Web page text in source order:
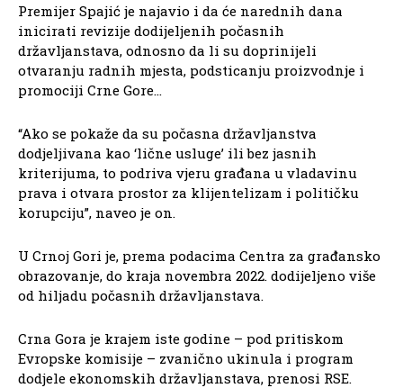
Premijer Spajić je najavio i da će narednih dana
inicirati revizije dodijeljenih počasnih
državljanstava, odnosno da li su doprinijeli
otvaranju radnih mjesta, podsticanju proizvodnje i
promociji Crne Gore…
“Ako se pokaže da su počasna državljanstva
dodjeljivana kao ‘lične usluge’ ili bez jasnih
kriterijuma, to podriva vjeru građana u vladavinu
prava i otvara prostor za klijentelizam i političku
korupciju”, naveo je on.
U Crnoj Gori je, prema podacima Centra za građansko
obrazovanje, do kraja novembra 2022. dodijeljeno više
od hiljadu počasnih državljanstava.
Crna Gora je krajem iste godine – pod pritiskom
Evropske komisije – zvanično ukinula i program
dodjele ekonomskih državljanstava, prenosi RSE.